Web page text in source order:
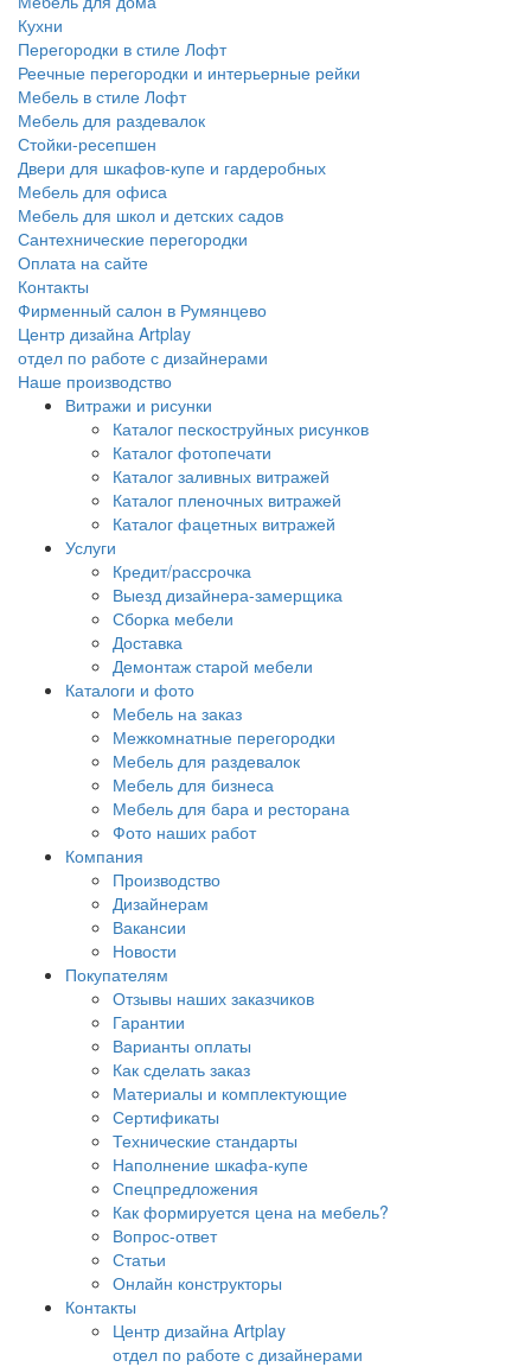
Кухни
Перегородки в стиле Лофт
Реечные перегородки и интерьерные рейки
Мебель в стиле Лофт
Мебель для раздевалок
Стойки-ресепшен
Двери для шкафов-купе и гардеробных
Мебель для офиса
Мебель для школ и детских садов
Сантехнические перегородки
Оплата на сайте
Контакты
Фирменный салон в Румянцево
Центр дизайна Artplay
отдел по работе с дизайнерами
Наше производство
Витражи и рисунки
Каталог пескоструйных рисунков
Каталог фотопечати
Каталог заливных витражей
Каталог пленочных витражей
Каталог фацетных витражей
Услуги
Кредит/рассрочка
Выезд дизайнера-замерщика
Сборка мебели
Доставка
Демонтаж старой мебели
Каталоги и фото
Мебель на заказ
Межкомнатные перегородки
Мебель для раздевалок
Мебель для бизнеса
Мебель для бара и ресторана
Фото наших работ
Компания
Производство
Дизайнерам
Вакансии
Новости
Покупателям
Отзывы наших заказчиков
Гарантии
Варианты оплаты
Как сделать заказ
Материалы и комплектующие
Сертификаты
Технические стандарты
Наполнение шкафа-купе
Спецпредложения
Как формируется цена на мебель?
Вопрос-ответ
Статьи
Онлайн конструкторы
Контакты
Центр дизайна Artplay
отдел по работе с дизайнерами